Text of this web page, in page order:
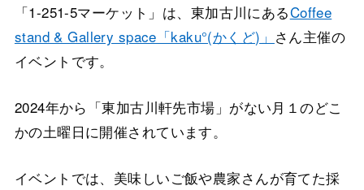
「1-251-5マーケット」は、東加古川にあるCoffee
stand & Gallery space「kaku°(かくど)」 さん主催の
イベントです。
2024年から「東加古川軒先市場」がない月１のどこ
かの土曜日に開催されています。
イベントでは、美味しいご飯や農家さんが育てた採